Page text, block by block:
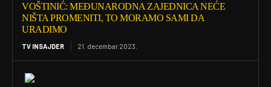
VOŠTINIĆ: MEĐUNARODNA ZAJEDNICA NEĆE
NIŠTA PROMENITI, TO MORAMO SAMI DA
URADIMO
TV INSAJDER 21. decembar 2023.